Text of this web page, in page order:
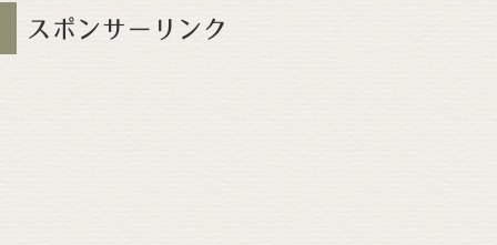
スポンサーリンク